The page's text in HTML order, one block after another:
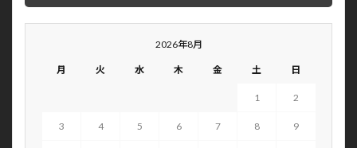
2026年8月
月 火 水 木 金 土 日
1 2
3 4 5 6 7 8 9